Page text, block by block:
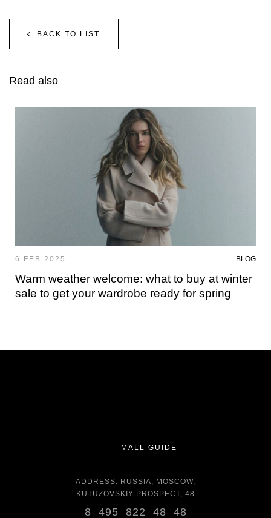
BACK TO LIST
Read also
6 FEB 2025 BLOG
Warm weather welcome: what to buy at winter
sale to get your wardrobe ready for spring
MALL GUIDE
ADDRESS: RUSSIA, MOSCOW,
KUTUZOVSKIY PROSPECT, 48
8 495 822 48 48